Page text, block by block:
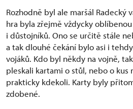
Rozhodně byl ale maršál Radecký
hra byla zřejmě vždycky
i důstojníků. Ono se určitě stále
a tak dlouhé čekání bylo asi i
vojáků. Kdo byl někdy na vojně,
pleskali kartami o stůl, nebo o kus
prakticky kdekoli. Karty byly
zdobené.